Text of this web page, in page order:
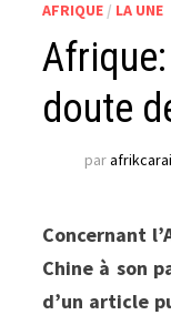
AFRIQUE / LA UNE
doute
par
Concernant
Chine à son
d’un article